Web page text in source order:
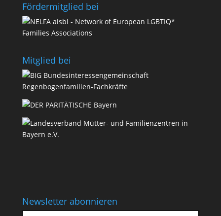
Förder­­mit­glied bei
Mit­glied bei
Newsletter abonnieren